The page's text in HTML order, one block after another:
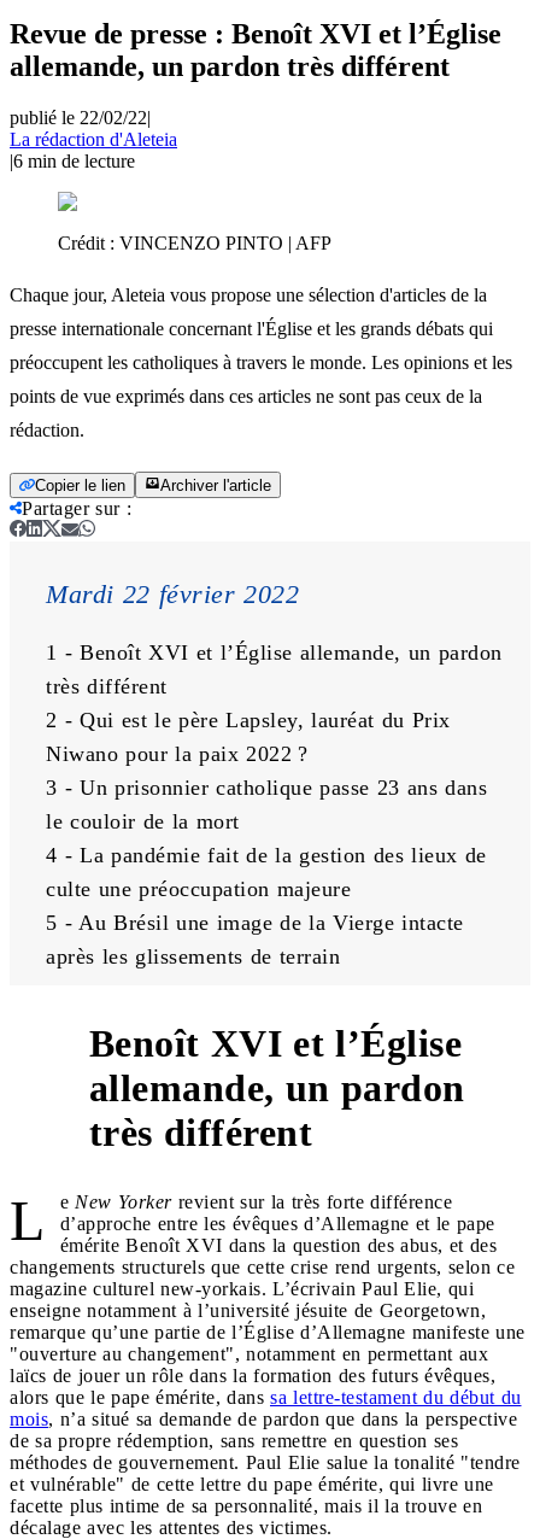
Revue de presse : Benoît XVI et l’Église
allemande, un pardon très différent
publié le 22/02/22|
La rédaction d'Aleteia
|6 min de lecture
Crédit : VINCENZO PINTO | AFP
Chaque jour, Aleteia vous propose une sélection d'articles de la
presse internationale concernant l'Église et les grands débats qui
préoccupent les catholiques à travers le monde. Les opinions et les
points de vue exprimés dans ces articles ne sont pas ceux de la
rédaction.
Copier le lien Archiver l'article
Partager sur:
Mardi 22 février 2022
1 - Benoît XVI et l’Église allemande, un pardon
très différent
2 - Qui est le père Lapsley, lauréat du Prix
Niwano pour la paix 2022 ?
3 - Un prisonnier catholique passe 23 ans dans
le couloir de la mort
4 - La pandémie fait de la gestion des lieux de
culte une préoccupation majeure
5 - Au Brésil une image de la Vierge intacte
après les glissements de terrain
Benoît XVI et l’Église
allemande, un pardon
très différent
L e New Yorkerrevient sur la très forte différence
d’approche entre les évêques d’Allemagne et le pape
émérite Benoît XVI dans la question des abus, et des
changements structurels que cette crise rend urgents, selon ce
magazine culturel new-yorkais. L’écrivain Paul Elie, qui
enseigne notamment à l’université jésuite de Georgetown,
remarque qu’une partie de l’Église d’Allemagne manifeste une
"ouverture au changement", notamment en permettant aux
laïcs de jouer un rôle dans la formation des futurs évêques,
alors que le pape émérite, dans sa lettre-testament du début du
mois, n’a situé sa demande de pardon que dans la perspective
de sa propre rédemption, sans remettre en question ses
méthodes de gouvernement. Paul Elie salue la tonalité "tendre
et vulnérable" de cette lettre du pape émérite, qui livre une
facette plus intime de sa personnalité, mais il la trouve en
décalage avec les attentes des victimes.